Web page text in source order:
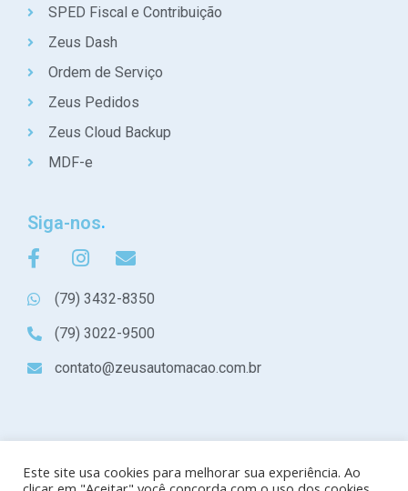
SPED Fiscal e Contribuição
Zeus Dash
Ordem de Serviço
Zeus Pedidos
Zeus Cloud Backup
MDF-e
Siga-nos
(79) 3432-8350
(79) 3022-9500
contato@zeusautomacao.com.br
Este site usa cookies para melhorar sua experiência. Ao